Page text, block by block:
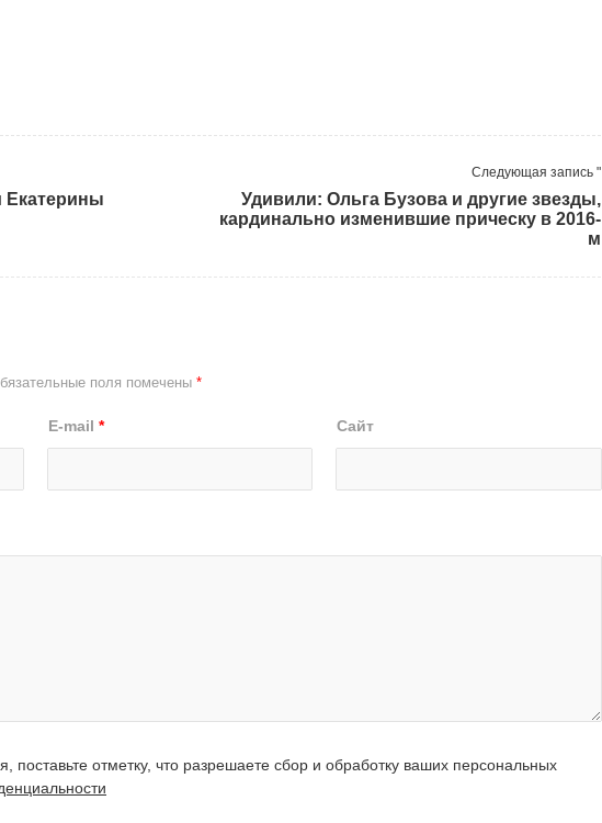
Екатерины
Следующая запись "
Удивили: Ольга Бузова и другие звезды,
кардинально изменившие прическу в 2016-
м
поля помечены *
E-mail * Сайт
поставьте отметку, что разрешаете сбор и обработку ваших персональных